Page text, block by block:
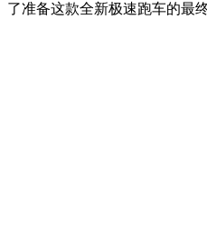
了准备这款全新极速跑车的最